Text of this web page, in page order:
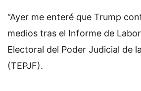
“Ayer me enteré que Trump
medios tras el Informe de
Electoral del Poder Judicial de
(TEPJF).